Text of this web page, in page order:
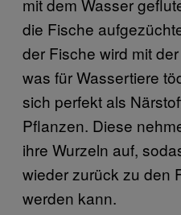
die Fische
der Fische wird mit
was für Wassertiere
sich perfekt als
Pflanzen. Diese
ihre Wurzeln auf,
wieder zurück zu den
werden kann.